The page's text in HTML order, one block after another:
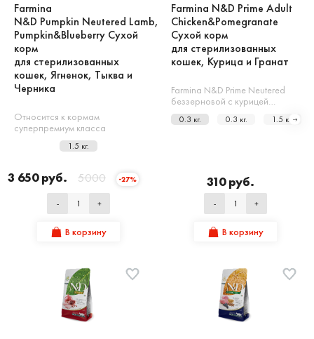
Farmina
N&D Pumpkin Neutered Lamb,
Pumpkin&Blueberry Сухой
корм
для стерилизованных
кошек, Ягненок, Тыква и
Черника
Относится к кормам
суперпремиум класса
1.5 кг.
3 650 руб. 5000 -27%
- +
В корзину
Farmina N&D Prime Adult
Chicken&Pomegranate
Сухой корм
для стерилизованных
кошек, Курица и Гранат
Farmina N&D Prime Neutered
беззерновой с курицей…
0.3 кг. 0.3 кг. 1.5 кг.
310 руб.
- +
В корзину